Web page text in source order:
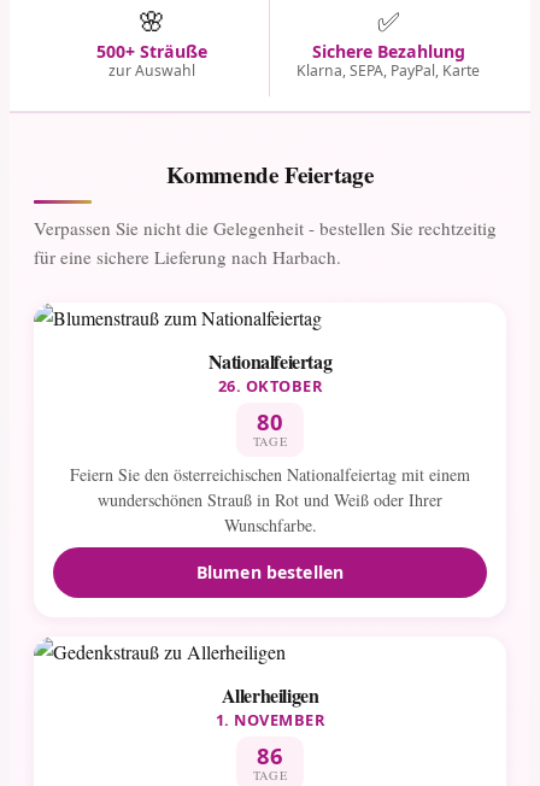
🌸
500+ Sträuße
zur Auswahl
✅
Sichere Bezahlung
Klarna, SEPA, PayPal, Karte
Kommende Feiertage
Verpassen Sie nicht die Gelegenheit - bestellen Sie rechtzeitig
für eine sichere Lieferung nach Harbach.
Nationalfeiertag
26. OKTOBER
80
TAGE
Feiern Sie den österreichischen Nationalfeiertag mit einem
wunderschönen Strauß in Rot und Weiß oder Ihrer
Wunschfarbe.
Blumen bestellen
Allerheiligen
1. NOVEMBER
86
TAGE